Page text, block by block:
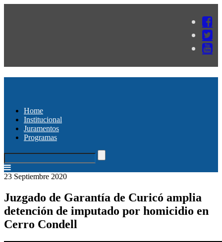
Home
Institucional
Juramentos
Programas
23 Septiembre 2020
Juzgado de Garantía de Curicó amplia
detención de imputado por homicidio en
Cerro Condell